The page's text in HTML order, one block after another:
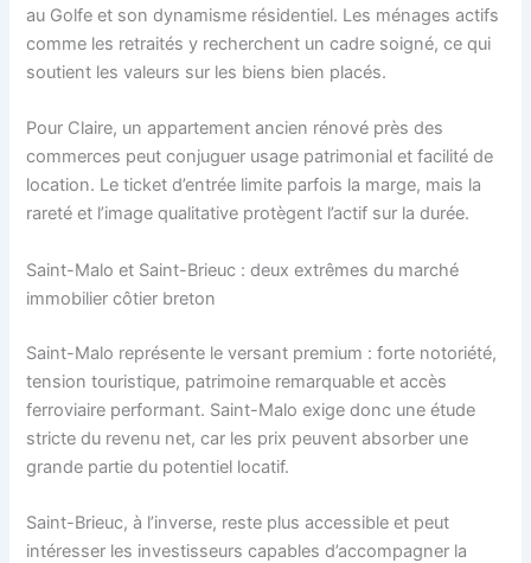
au Golfe et son dynamisme résidentiel. Les ménages actifs
comme les retraités y recherchent un cadre soigné, ce qui
soutient les valeurs sur les biens bien placés.
Pour Claire, un appartement ancien rénové près des
commerces peut conjuguer usage patrimonial et facilité de
location. Le ticket d’entrée limite parfois la marge, mais la
rareté et l’image qualitative protègent l’actif sur la durée.
Saint-Malo et Saint-Brieuc : deux extrêmes du marché
immobilier côtier breton
Saint-Malo représente le versant premium : forte notoriété,
tension touristique, patrimoine remarquable et accès
ferroviaire performant. Saint-Malo exige donc une étude
stricte du revenu net, car les prix peuvent absorber une
grande partie du potentiel locatif.
Saint-Brieuc, à l’inverse, reste plus accessible et peut
intéresser les investisseurs capables d’accompagner la